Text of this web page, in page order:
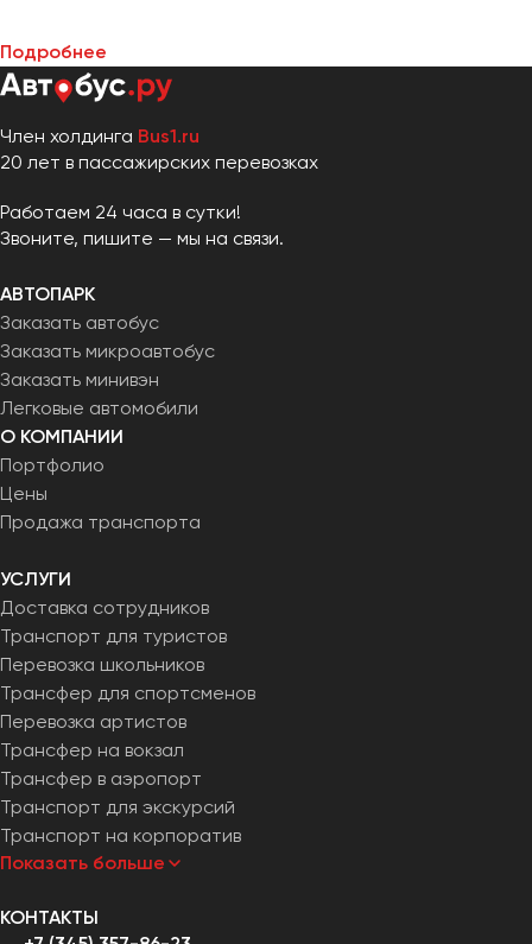
Подробнее
Член холдинга Bus1.ru
20 лет в пассажирских перевозках
Работаем 24 часа в сутки!
Звоните, пишите — мы на связи.
АВТОПАРК
Заказать автобус
Заказать микроавтобус
Заказать минивэн
Легковые автомобили
О КОМПАНИИ
Портфолио
Цены
Продажа транспорта
УСЛУГИ
Доставка сотрудников
Транспорт для туристов
Перевозка школьников
Трансфер для спортсменов
Перевозка артистов
Трансфер на вокзал
Трансфер в аэропорт
Транспорт для экскурсий
Транспорт на корпоратив
Показать больше
КОНТАКТЫ